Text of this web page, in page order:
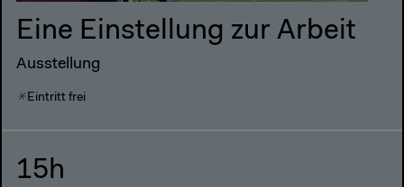
Eine Einstellung zur Arbeit
Ausstellung
Eintritt frei
15h